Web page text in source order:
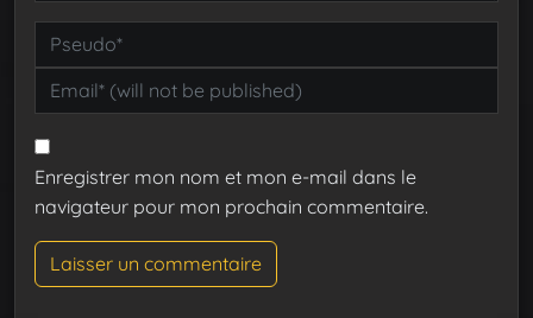
Enregistrer mon nom et mon e-mail dans le
navigateur pour mon prochain commentaire.